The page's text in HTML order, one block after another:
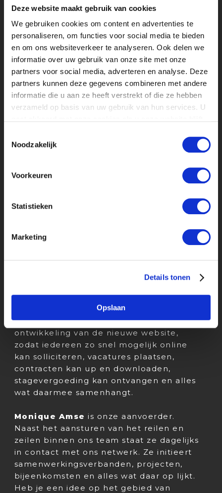
Deze website maakt gebruik van cookies
We gebruiken cookies om content en advertenties te
personaliseren, om functies voor social media te bieden
en om ons websiteverkeer te analyseren. Ook delen we
informatie over uw gebruik van onze site met onze
partners voor social media, adverteren en analyse. Deze
partners kunnen deze gegevens combineren met andere
informatie die u aan ze heeft verstrekt of die ze hebben
verzameld op basis van uw gebruik van hun services. U
Noodzakelijk
Voorkeuren
Statistieken
Marketing
Details tonen
Opslaan
van contracten en de financiële
afhandeling van stagevergoedingen.
Belinda Gelsemais degene die je moet
hebben als je op zoek bent naar een
stagiair. Ze geeft advies over hoe en
wanneer je het beste kan zoeken en
daarnaast helpt ze je bij het plaatsen van
pakkende vacatureteksten en
is onze rots in de
moet bellen als je een vraag hebt over de
stagevergoeding en alles wat daarbij
documenten nog niet ingeleverd hebt.
Elke Bunhoudt zich bezig met speciale
traineetraject, onze Dag van de
Mediastages en de SpinAwards Young
Talent voorronde. Elke is nu druk met de
ontwikkeling van de nieuwe website,
zodat iedereen zo snel mogelijk online
kan solliciteren, vacatures plaatsen,
contracten kan up en downloaden,
stagevergoeding kan ontvangen en alles
wat daarmee samenhangt.
Monique Amse is onze aanvoerder.
Naast het aansturen van het reilen en
zeilen binnen ons team staat ze dagelijks
in contact met ons netwerk. Ze initieert
samenwerkingsverbanden, projecten,
bijeenkomsten en alles wat daar op lijkt.
Heb je een idee op het gebied van